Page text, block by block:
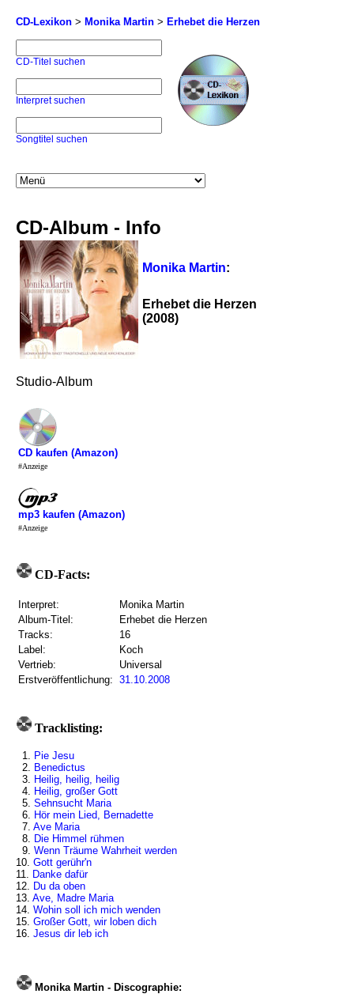
CD-Lexikon > Monika Martin > Erhebet die Herzen
CD-Titel suchen
Interpret suchen
Songtitel suchen
CD-Album - Info
Monika Martin:
Erhebet die Herzen
(2008)
Studio-Album
CD kaufen (Amazon)
#Anzeige
mp3 kaufen (Amazon)
#Anzeige
CD-Facts:
Interpret:
Monika Martin
Album-Titel:
Erhebet die Herzen
Tracks:
16
Label:
Koch
Vertrieb:
Universal
Erstveröffentlichung: 31.10.2008
Tracklisting:
1. Pie Jesu
2. Benedictus
3. Heilig, heilig, heilig
4. Heilig, großer Gott
5. Sehnsucht Maria
6. Hör mein Lied, Bernadette
7. Ave Maria
8. Die Himmel rühmen
9. Wenn Träume Wahrheit werden
10. Gott gerühr'n
11. Danke dafür
12. Du da oben
13. Ave, Madre Maria
14. Wohin soll ich mich wenden
15. Großer Gott, wir loben dich
16. Jesus dir leb ich
Monika Martin - Discographie: